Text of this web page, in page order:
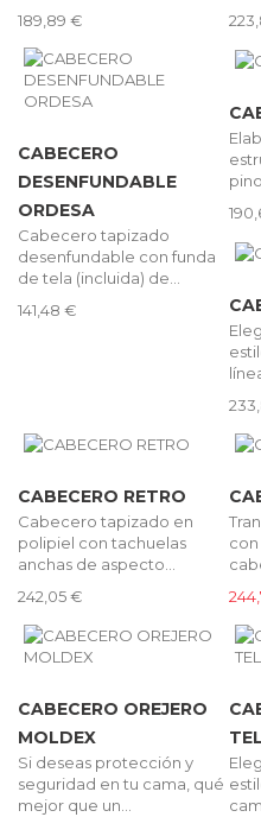
189,89 €
CABECERO
DESENFUNDABLE
ORDESA
Cabecero tapizado
desenfundable con funda
de tela (incluida) de...
141,48 €
CABECERO RETRO
Cabecero tapizado en
polipiel con tachuelas
anchas de aspecto...
242,05 €
CABECERO OREJERO
MOLDEX
Si deseas protección y
seguridad en tu cama, qué
mejor que un...